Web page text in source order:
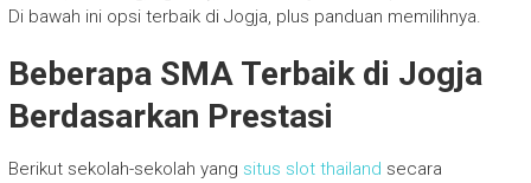
Di bawah ini opsi terbaik di Jogja, plus panduan memilihnya.
Beberapa SMA Terbaik di Jogja
Berdasarkan Prestasi
Berikut sekolah-sekolah yang situs slot thailand secara